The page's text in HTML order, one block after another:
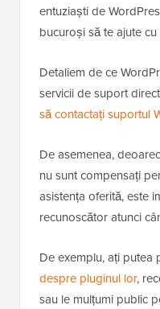
entuziaști de
bucuroși să te ajute
Detaliem de ce
servicii de suport
să contactați suportul
De asemenea,
nu sunt compensați
asistența oferită, este
recunoscător atunci
De exemplu, ați putea
despre pluginul lor,
sau le mulțumi public